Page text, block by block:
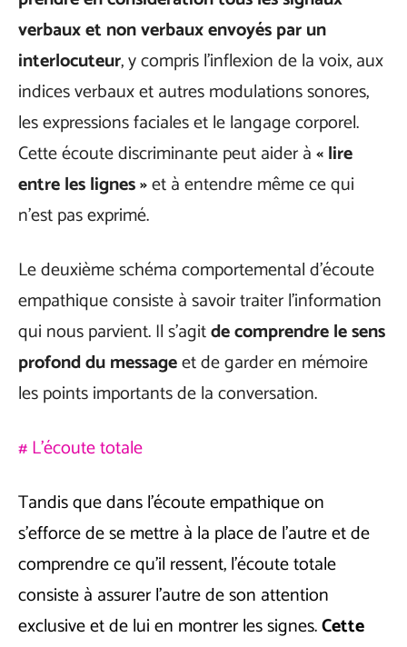
verbaux et non verbaux envoyés par un
interlocuteur, y compris l’inflexion de la voix, aux
indices verbaux et autres modulations sonores,
les expressions faciales et le langage corporel.
Cette écoute discriminante peut aider à« lire
entre les lignes »et à entendre même ce qui
n’est pas exprimé.
Le deuxième schéma comportemental d’écoute
empathique consiste à savoir traiter l’information
qui nous parvient. Il s’agitde comprendre le sens
profond du messageet de garder en mémoire
les points importants de la conversation.
# L’écoute totale
Tandis que dans l’écoute empathique on
s’efforce de se mettre à la place de l’autre et de
comprendre ce qu’il ressent, l’écoute totale
consiste à assurer l’autre de son attention
exclusive et de lui en montrer les signes.Cette